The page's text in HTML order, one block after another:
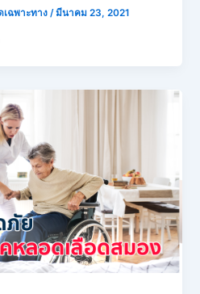
ฉพาะทาง /มีนาคม 23, 2021